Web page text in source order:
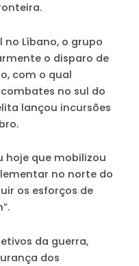
no Líbano, o grupo
o disparo de
com o qual
no sul do
lançou incursões
hoje que mobilizou
no norte do
os esforços de
da guerra,
dos